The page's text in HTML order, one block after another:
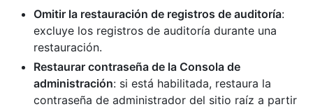
Omitir la restauración de registros de auditoría:
excluye los registros de auditoría durante una
restauración.
Restaurar contraseña de la Consola de
administración: si está habilitada, restaura la
contraseña de administrador del sitio raíz a partir